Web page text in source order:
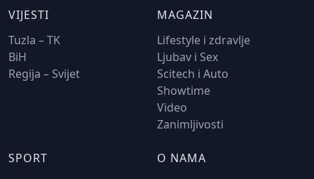
VIJESTI
Tuzla – TK
BiH
Regija – Svijet
MAGAZIN
Lifestyle i zdravlje
Ljubav i Sex
Scitech i Auto
Showtime
Video
Zanimljivosti
SPORT
O NAMA